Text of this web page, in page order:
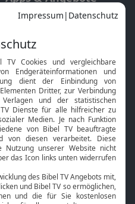
Mobile App
Smart TV
HbbTV
Bibelthek Online-Bibel
Nächster Gottesdienst
Service
Kontakt
TV-Empfang